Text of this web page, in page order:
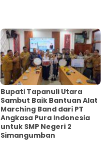
Bupati Tapanuli Utara
Sambut Baik Bantuan Alat
Marching Band dari PT
Angkasa Pura Indonesia
untuk SMP Negeri 2
Simangumban